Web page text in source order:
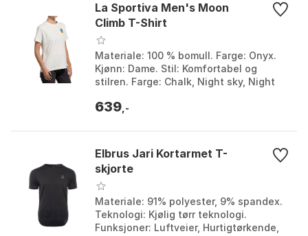
La Sportiva Men's Moon
Climb T-Shirt
Materiale: 100 % bomull. Farge: Onyx.
Kjønn: Dame. Stil: Komfortabel og
stilren. Farge: Chalk, Night sky, Night
M, S, XL...
639 ,-
Elbrus Jari Kortarmet T-
skjorte
Materiale: 91% polyester, 9% spandex.
Teknologi: Kjølig tørr teknologi.
Funksjoner: Luftveier, Hurtigtørkende,